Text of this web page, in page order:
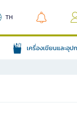
TH
เครื่องเขียนและอุ